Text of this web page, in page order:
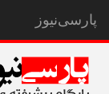
پارسی‌نیوز